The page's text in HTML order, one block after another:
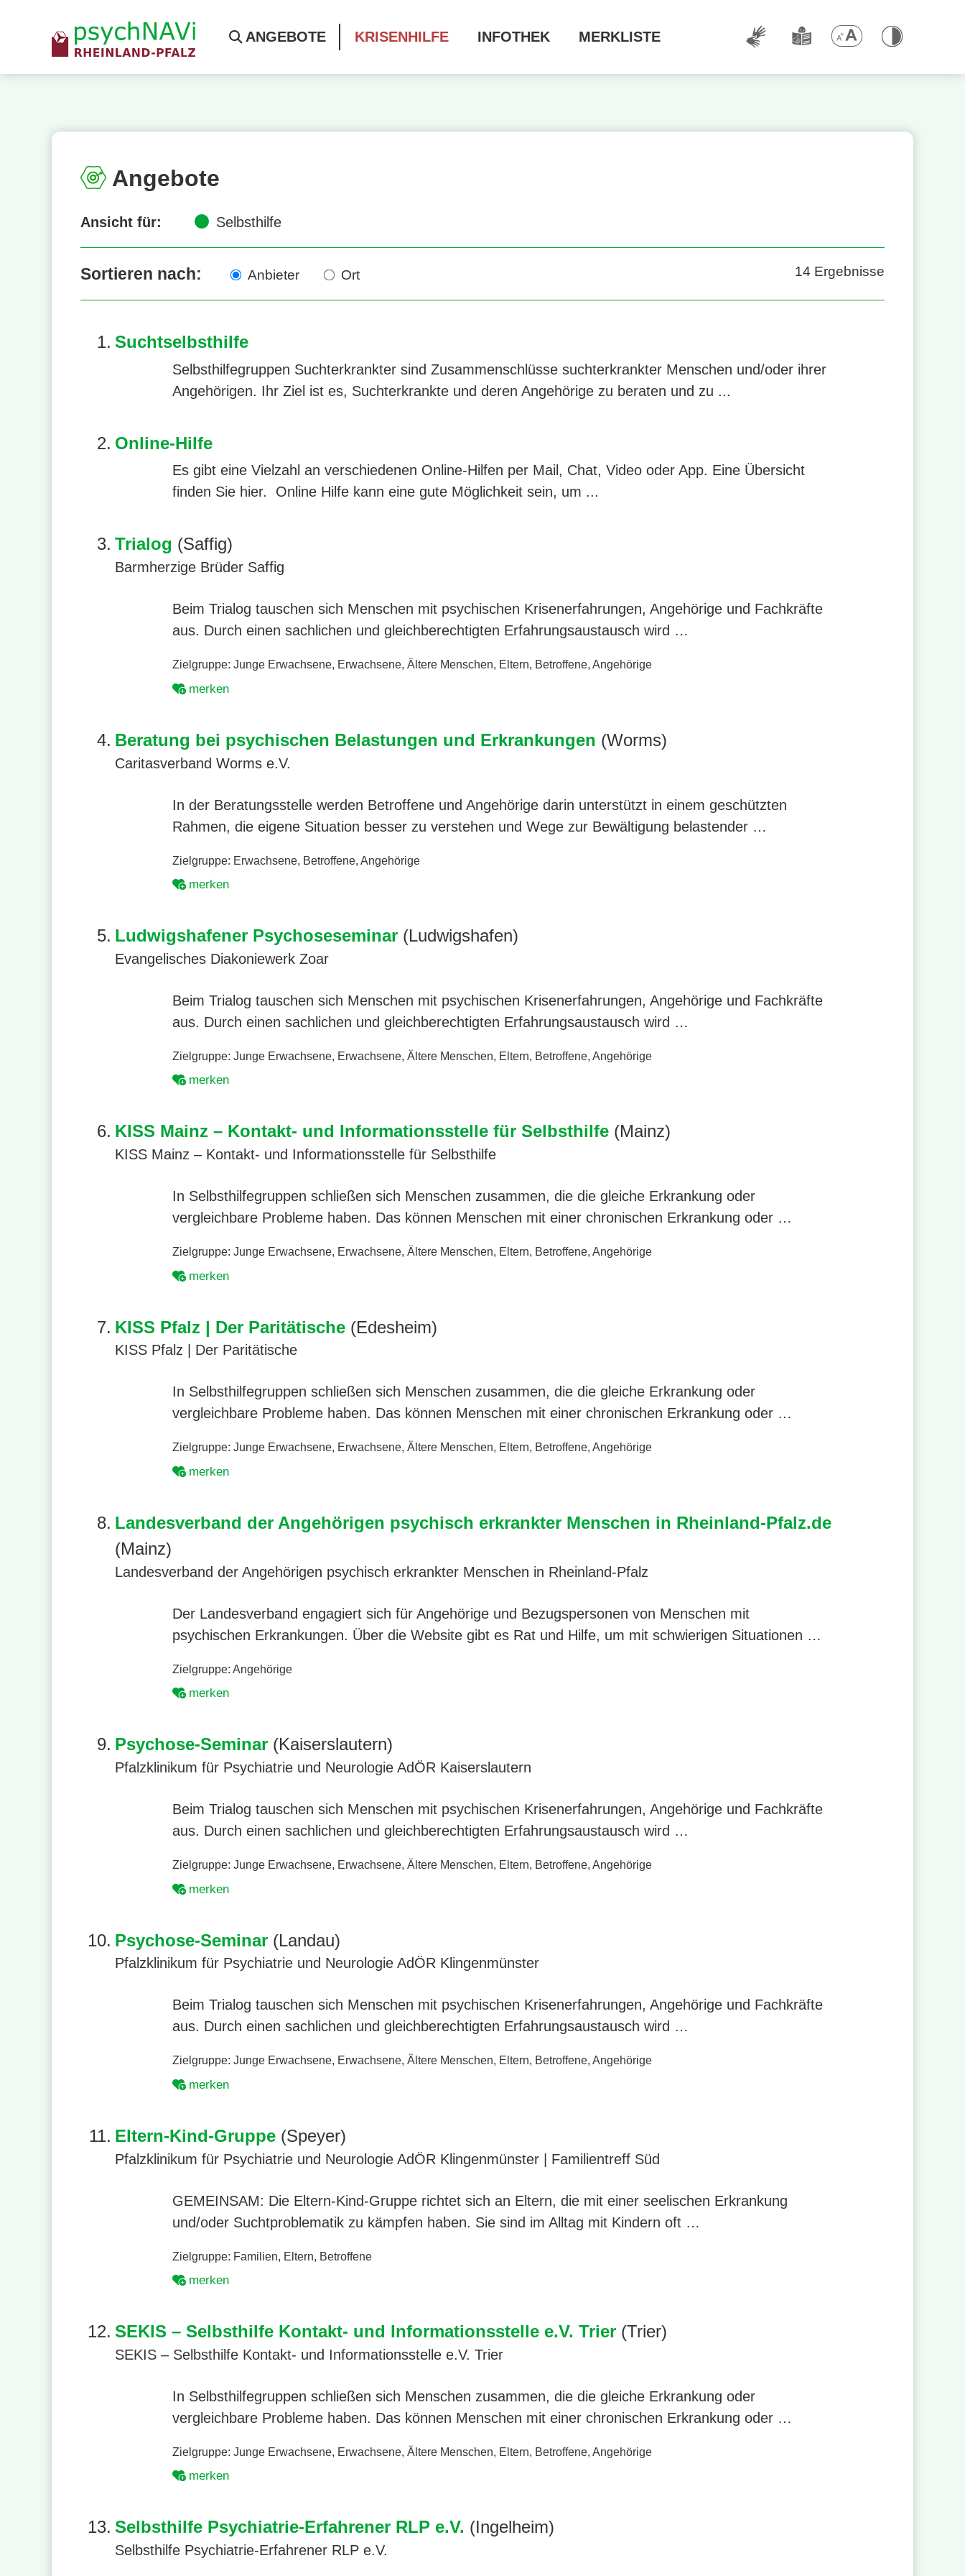
ANGEBOTE KRISENHILFE INFOTHEK MERKLISTE
Angebote
Ansicht für: Selbsthilfe
Sortieren nach: Anbieter Ort 14 Ergebnisse
1. Suchtselbsthilfe
Selbsthilfegruppen Suchterkrankter sind Zusammenschlüsse suchterkrankter Menschen und/oder ihrer
Angehörigen. Ihr Ziel ist es, Suchterkrankte und deren Angehörige zu beraten und zu ...
2. Online-Hilfe
Es gibt eine Vielzahl an verschiedenen Online-Hilfen per Mail, Chat, Video oder App. Eine Übersicht
finden Sie hier. Online Hilfe kann eine gute Möglichkeit sein, um ...
3. Trialog (Saffig)
Barmherzige Brüder Saffig
Beim Trialog tauschen sich Menschen mit psychischen Krisenerfahrungen, Angehörige und Fachkräfte
aus. Durch einen sachlichen und gleichberechtigten Erfahrungsaustausch wird …
Zielgruppe: Junge Erwachsene, Erwachsene, Ältere Menschen, Eltern, Betroffene, Angehörige
merken
4. Beratung bei psychischen Belastungen und Erkrankungen (Worms)
Caritasverband Worms e.V.
In der Beratungsstelle werden Betroffene und Angehörige darin unterstützt in einem geschützten
Rahmen, die eigene Situation besser zu verstehen und Wege zur Bewältigung belastender …
Zielgruppe: Erwachsene Betroffene Angehörige
merken
5. Ludwigshafener Psychoseseminar (Ludwigshafen)
Evangelisches Diakoniewerk Zoar
Beim Trialog tauschen sich Menschen mit psychischen Krisenerfahrungen, Angehörige und Fachkräfte
aus. Durch einen sachlichen und gleichberechtigten Erfahrungsaustausch wird …
Zielgruppe: Junge Erwachsene, Erwachsene, Ältere Menschen, Eltern, Betroffene, Angehörige
merken
6. KISS Mainz – Kontakt- und Informationsstelle für Selbsthilfe (Mainz)
KISS Mainz – Kontakt- und Informationsstelle für Selbsthilfe
In Selbsthilfegruppen schließen sich Menschen zusammen, die die gleiche Erkrankung oder
vergleichbare Probleme haben. Das können Menschen mit einer chronischen Erkrankung oder …
Zielgruppe: Junge Erwachsene, Erwachsene, Ältere Menschen, Eltern, Betroffene, Angehörige
merken
7. KISS Pfalz | Der Paritätische (Edesheim)
KISS Pfalz | Der Paritätische
In Selbsthilfegruppen schließen sich Menschen zusammen, die die gleiche Erkrankung oder
vergleichbare Probleme haben. Das können Menschen mit einer chronischen Erkrankung oder …
Zielgruppe: Junge Erwachsene, Erwachsene, Ältere Menschen, Eltern, Betroffene, Angehörige
merken
8. Landesverband der Angehörigen psychisch erkrankter Menschen in Rheinland-Pfalz.de
(Mainz)
Landesverband der Angehörigen psychisch erkrankter Menschen in Rheinland-Pfalz
Der Landesverband engagiert sich für Angehörige und Bezugspersonen von Menschen mit
psychischen Erkrankungen. Über die Website gibt es Rat und Hilfe, um mit schwierigen Situationen …
Zielgruppe: Angehörige
merken
9. Psychose-Seminar (Kaiserslautern)
Pfalzklinikum für Psychiatrie und Neurologie AdÖR Kaiserslautern
Beim Trialog tauschen sich Menschen mit psychischen Krisenerfahrungen, Angehörige und Fachkräfte
aus. Durch einen sachlichen und gleichberechtigten Erfahrungsaustausch wird …
Zielgruppe: Junge Erwachsene, Erwachsene, Ältere Menschen, Eltern, Betroffene, Angehörige
merken
10. Psychose-Seminar (Landau)
Pfalzklinikum für Psychiatrie und Neurologie AdÖR Klingenmünster
Beim Trialog tauschen sich Menschen mit psychischen Krisenerfahrungen, Angehörige und Fachkräfte
aus. Durch einen sachlichen und gleichberechtigten Erfahrungsaustausch wird …
Zielgruppe: Junge Erwachsene, Erwachsene, Ältere Menschen, Eltern, Betroffene, Angehörige
merken
11. Eltern-Kind-Gruppe (Speyer)
Pfalzklinikum für Psychiatrie und Neurologie AdÖR Klingenmünster | Familientreff Süd
GEMEINSAM: Die Eltern-Kind-Gruppe richtet sich an Eltern, die mit einer seelischen Erkrankung
und/oder Suchtproblematik zu kämpfen haben. Sie sind im Alltag mit Kindern oft …
Zielgruppe: Familien, Eltern, Betroffene
merken
12. SEKIS – Selbsthilfe Kontakt- und Informationsstelle e.V. Trier (Trier)
SEKIS – Selbsthilfe Kontakt- und Informationsstelle e.V. Trier
In Selbsthilfegruppen schließen sich Menschen zusammen, die die gleiche Erkrankung oder
vergleichbare Probleme haben. Das können Menschen mit einer chronischen Erkrankung oder …
Zielgruppe: Junge Erwachsene, Erwachsene, Ältere Menschen, Eltern, Betroffene, Angehörige
merken
13. Selbsthilfe Psychiatrie-Erfahrener RLP e.V. (Ingelheim)
Selbsthilfe Psychiatrie-Erfahrener RLP e.V.